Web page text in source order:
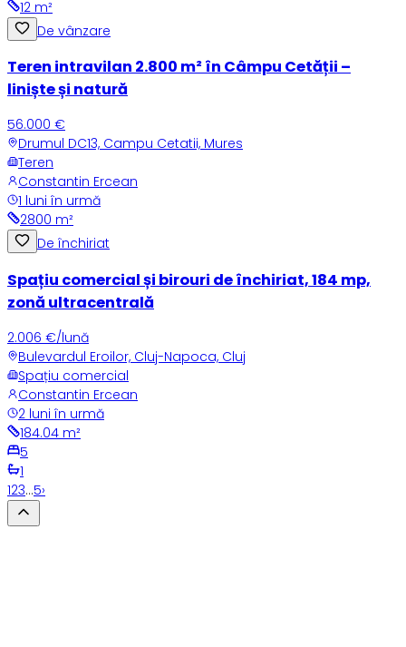
12 m²
De vânzare
Teren intravilan 2.800 m² în Câmpu Cetății –
liniște și natură
56.000 €
Drumul DC13, Campu Cetatii, Mures
Teren
Constantin Ercean
1 luni în urmă
2800 m²
De închiriat
Spațiu comercial și birouri de închiriat, 184 mp,
zonă ultracentrală
2.006 €/lună
Bulevardul Eroilor, Cluj-Napoca, Cluj
Spațiu comercial
Constantin Ercean
2 luni în urmă
184.04 m²
5
1
123…5›